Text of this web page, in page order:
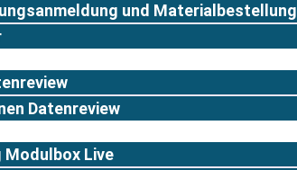
und Materialbestellung
Datenreview
Modulbox Live